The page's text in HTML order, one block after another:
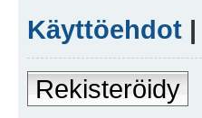
Käyttöehdot |
Rekisteröidy